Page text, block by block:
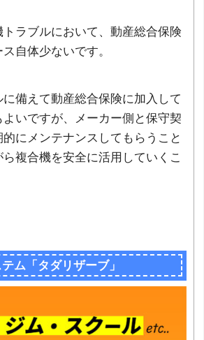
ラブルにおいて、動産総合保険
自体少ないです。
備えて動産総合保険に加入して
いですが、メーカー側と保守契
にメンテナンスしてもらうこと
複合機を安全に活用していくこ
ム「タダリザーブ」